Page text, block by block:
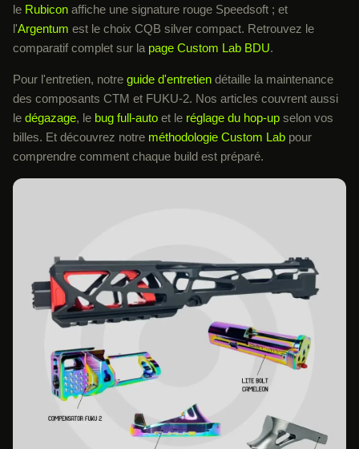
le Rubicon affiche une signature rouge Speedsoft ; et
l'Argentum est le choix CQB silver compact. Retrouvez le
comparatif complet sur la page Custom Lab BDU.
Pour l'entretien, notre guide d'entretien détaille la maintenance
des composants CTM et FUKU-2. Nos articles couvrent aussi
le dégazage, le bug full-auto et le réglage du hop-up selon vos
billes. Et découvrez notre méthodologie Custom Lab pour
comprendre comment chaque build est préparé.